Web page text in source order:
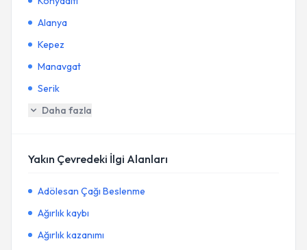
Alanya
Kepez
Manavgat
Serik
Daha fazla
Yakın Çevredeki İlgi Alanları
Adölesan Çağı Beslenme
Ağırlık kaybı
Ağırlık kazanımı